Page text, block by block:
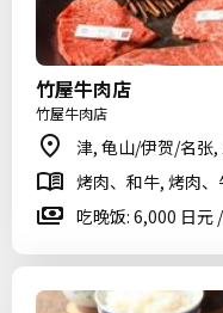
竹屋牛肉店
竹屋牛肉店
津, 龟山/伊贺/名张,
烤肉、和牛, 烤肉
吃晚饭: 6,000 日元